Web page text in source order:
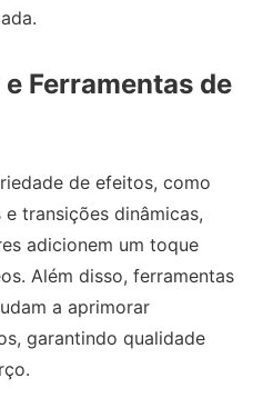
Ferramentas de
de efeitos, como
transições dinâmicas,
adicionem um toque
Além disso, ferramentas
a aprimorar
garantindo qualidade